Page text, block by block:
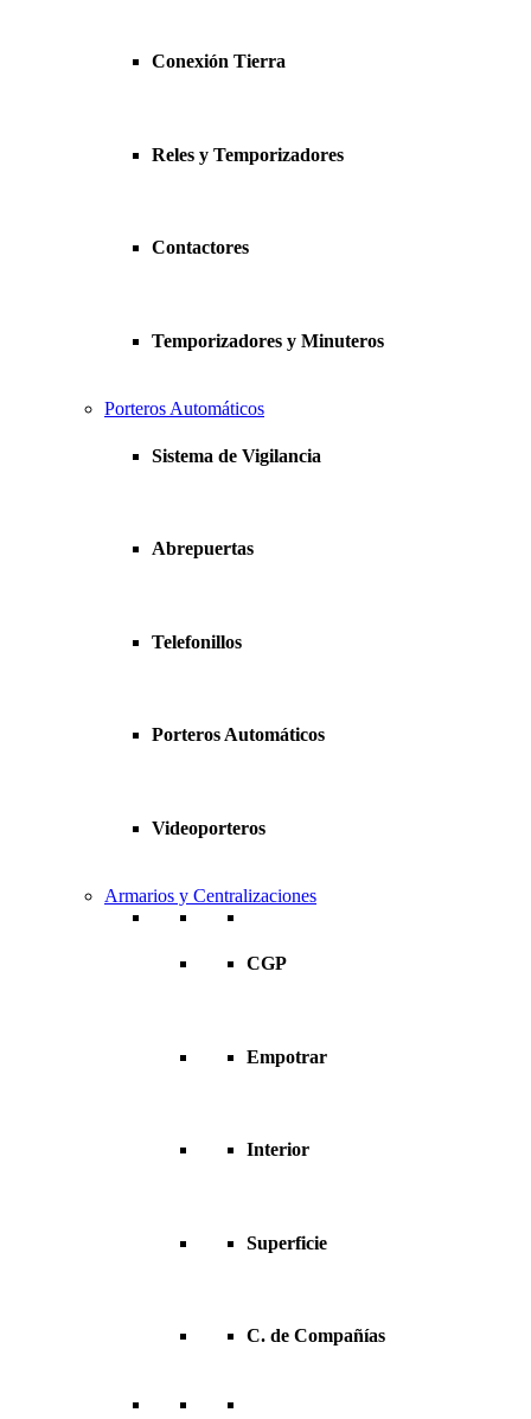
Conexión Tierra
Reles y Temporizadores
Contactores
Temporizadores y Minuteros
Porteros Automáticos
Sistema de Vigilancia
Abrepuertas
Telefonillos
Porteros Automáticos
Videoporteros
Armarios y Centralizaciones
CGP
Empotrar
Interior
Superficie
C. de Compañías